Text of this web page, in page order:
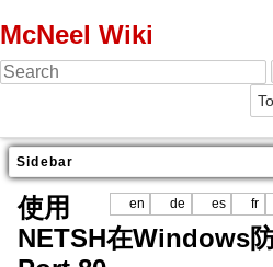
McNeel Wiki
Sidebar
en de es fr
使用
NETSH在Windows